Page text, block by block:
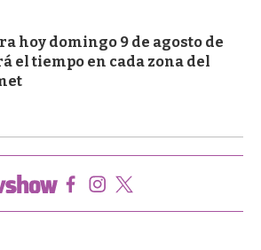
hoy domingo 9 de agosto de
el tiempo en cada zona del